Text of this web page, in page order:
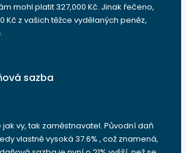
mohl platit 327,000 Kč. Jinak řečeno,
Kč z vašich těžce vydělaných peněz,
sazba
vy, tak zaměstnavatel. Původní daň
vlastně vysoká 37.6% , což znamená,